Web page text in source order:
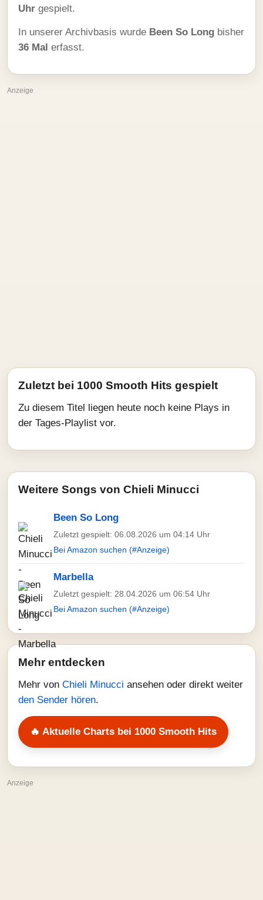
Uhr gespielt.
In unserer Archivbasis wurde Been So Long bisher
36 Mal erfasst.
Anzeige
Zuletzt bei 1000 Smooth Hits gespielt
Zu diesem Titel liegen heute noch keine Plays in
der Tages-Playlist vor.
Weitere Songs von Chieli Minucci
Been So Long
Zuletzt gespielt: 06.08.2026 um 04:14 Uhr
Bei Amazon suchen (#Anzeige)
Marbella
Zuletzt gespielt: 28.04.2026 um 06:54 Uhr
Bei Amazon suchen (#Anzeige)
Mehr entdecken
Mehr von Chieli Minucci ansehen oder direkt weiter
den Sender hören.
🔥 Aktuelle Charts bei 1000 Smooth Hits
Anzeige